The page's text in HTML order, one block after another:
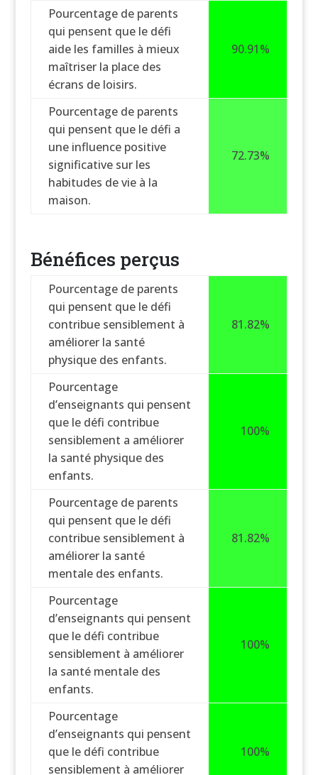
Pourcentage de parents
qui pensent que le défi
aide les familles à mieux
maîtriser la place des
écrans de loisirs.
90.91%
Pourcentage de parents
qui pensent que le défi a
une influence positive
significative sur les
habitudes de vie à la
maison.
72.73%
Bénéfices perçus
Pourcentage de parents
qui pensent que le défi
contribue sensiblement à
améliorer la santé
physique des enfants.
81.82%
Pourcentage
d’enseignants qui pensent
que le défi contribue
sensiblement a améliorer
la santé physique des
enfants.
100%
Pourcentage de parents
qui pensent que le défi
contribue sensiblement à
améliorer la santé
mentale des enfants.
81.82%
Pourcentage
d’enseignants qui pensent
que le défi contribue
sensiblement à améliorer
la santé mentale des
enfants.
100%
Pourcentage
d’enseignants qui pensent
que le défi contribue
sensiblement à améliorer
100%